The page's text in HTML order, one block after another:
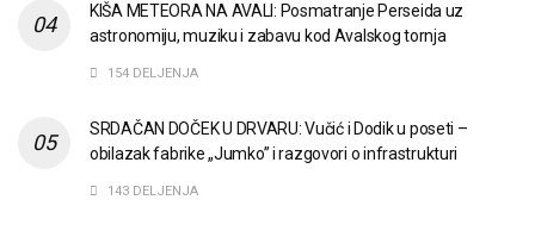
KIŠA METEORA NA AVALI: Posmatranje Perseida uz
astronomiju, muziku i zabavu kod Avalskog tornja
154 DELJENJA
SRDAČAN DOČEK U DRVARU: Vučić i Dodik u poseti –
obilazak fabrike „Jumko” i razgovori o infrastrukturi
143 DELJENJA